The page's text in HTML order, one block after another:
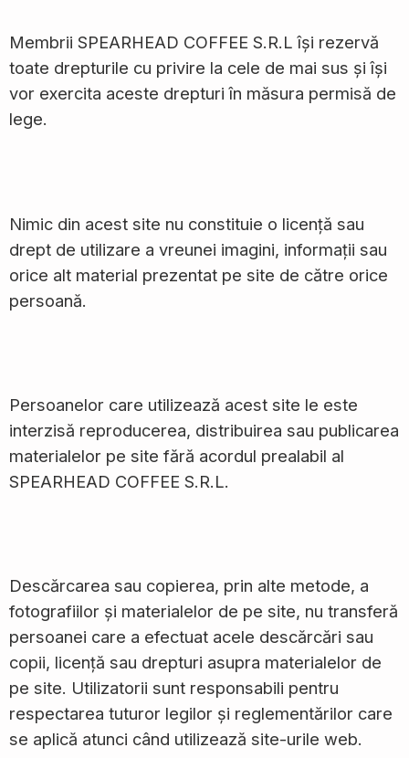
Membrii SPEARHEAD COFFEE S.R.L își rezervă
toate drepturile cu privire la cele de mai sus și își
vor exercita aceste drepturi în măsura permisă de
lege.
Nimic din acest site nu constituie o licență sau
drept de utilizare a vreunei imagini, informații sau
orice alt material prezentat pe site de către orice
persoană.
Persoanelor care utilizează acest site le este
interzisă reproducerea, distribuirea sau publicarea
materialelor pe site fără acordul prealabil al
SPEARHEAD COFFEE S.R.L.
Descărcarea sau copierea, prin alte metode, a
fotografiilor și materialelor de pe site, nu transferă
persoanei care a efectuat acele descărcări sau
copii, licență sau drepturi asupra materialelor de
pe site. Utilizatorii sunt responsabili pentru
respectarea tuturor legilor și reglementărilor care
se aplică atunci când utilizează site-urile web.